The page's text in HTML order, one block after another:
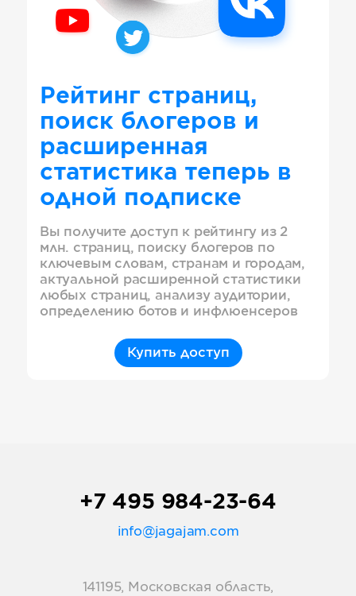
Рейтинг страниц,
поиск блогеров и
расширенная
статистика теперь в
одной подписке
Вы получите доступ к рейтингу из 2
млн. страниц, поиску блогеров по
ключевым словам, странам и городам,
актуальной расширенной статистики
любых страниц, анализу аудитории,
определению ботов и инфлюенсеров
Купить доступ
+7 495 984-23-64
info@jagajam.com
141195, Московская область,